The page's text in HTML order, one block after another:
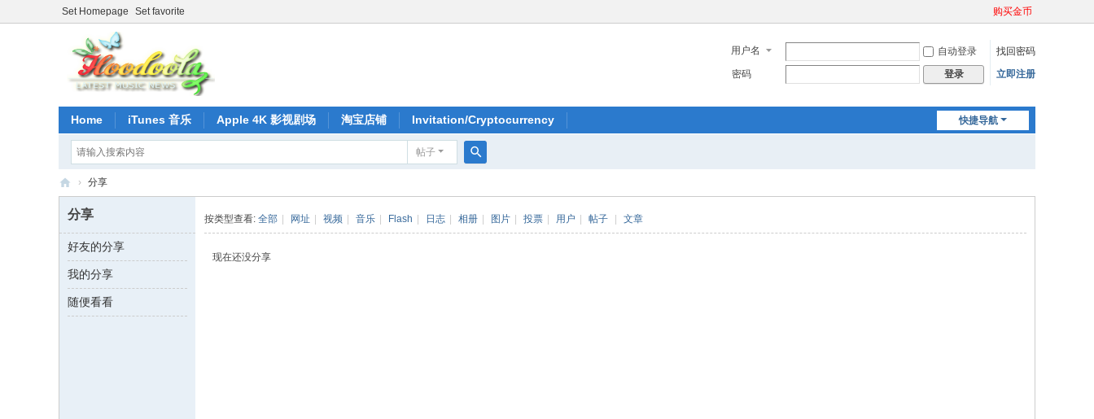
Set Homepage Set favorite 购买金币
用户名 自动登录
找回密码
密码
登录 立即注册
快捷导航
Home iTunes 音乐 Apple 4K 影视剧场 淘宝店铺 Invitation/Cryptocurrency
帖子
索
iT
un
es
› 分享
分享
好友的分享
我的分享
随便看看
按类型查看: 全部 网址 视频 音乐 Flash 日志 相册 图片 投票 用户 帖子 文章
现在还没分享